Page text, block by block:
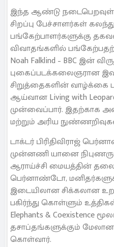
இந்த ஆண்டு
சிறப்பு பேச்சாளர்கள்
பங்கேற்பாளர்களுக்கு
விவாதங்களில்
Noah Falklind – BBC இன்
புகைப்படக்கலைஞரான
சிறுத்தைகளின் வாழ்க்கை
ஆய்வான Living with
முன்வைப்பார். இதற்காக
மற்றும் அரிய
டாக்டர் பிரிதிவிராஜ்
முன்னணி யானை
ஆராய்ச்சி மையத்தின்
பெர்னாண்டோ,
இடையிலான சிக்கலான
பகிர்ந்து கொள்ளும்
Elephants & Coexistence
தசாப்தங்களுக்கும்
கொள்வார்.